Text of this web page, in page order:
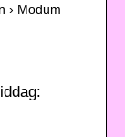
› Modum